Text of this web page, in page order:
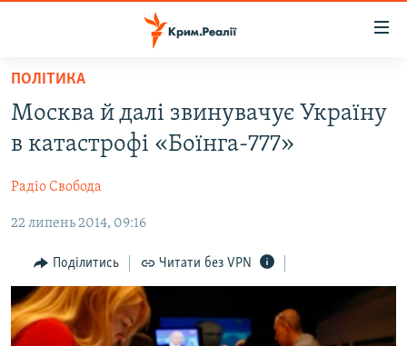
Перейти
основного
матеріалу
до
навігації
Перейти
пошуку
ВІДЕО ТА ФОТО
ПОЛІТИКА
БЛОГИ
ПОГЛЯД
ІНТЕРВ'Ю
ВСЕ ЗА ДЕНЬ
ПОЛІТИКА
Москва й далі звинувачує Україну
в катастрофі «Боїнга-777»
Радіо Свобода
22 липень 2014, 09:16
Поділитись Читати без VPN